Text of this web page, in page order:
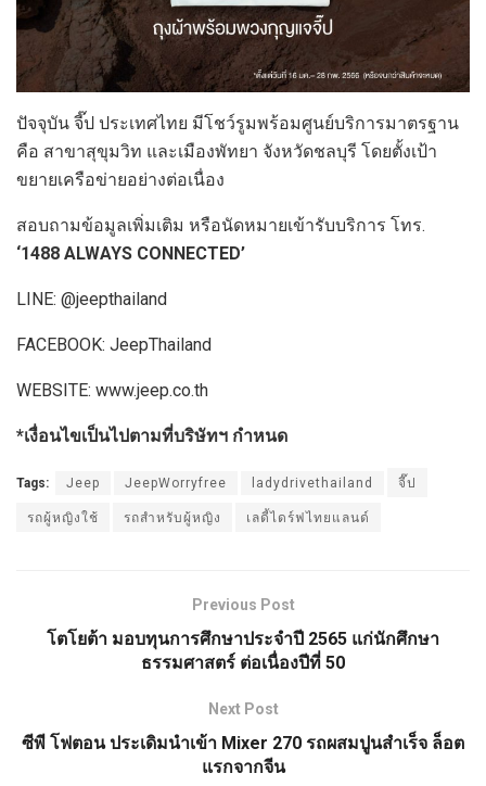
ปัจจุบัน จี๊ป ประเทศไทย มีโชว์รูมพร้อมศูนย์บริการมาตรฐาน
คือ สาขาสุขุมวิท และเมืองพัทยา จังหวัดชลบุรี โดยตั้งเป้า
ขยายเครือข่ายอย่างต่อเนื่อง
สอบถามข้อมูลเพิ่มเติม หรือนัดหมายเข้ารับบริการ โทร.
‘1488 ALWAYS CONNECTED’
LINE: @jeepthailand
FACEBOOK: JeepThailand
WEBSITE: www.jeep.co.th
*เงื่อนไขเป็นไปตามที่บริษัทฯ กำหนด
Tags: Jeep JeepWorryfree ladydrivethailand จี๊ป
รถผู้หญิงใช้ รถสำหรับผู้หญิง เลดี้ไดร์ฟไทยแลนด์
Previous Post
โตโยต้า มอบทุนการศึกษาประจำปี 2565 แก่นักศึกษา
ธรรมศาสตร์ ต่อเนื่องปีที่ 50
Next Post
ซีพี โฟตอน ประเดิมนำเข้า Mixer 270 รถผสมปูนสำเร็จ ล็อต
แรกจากจีน